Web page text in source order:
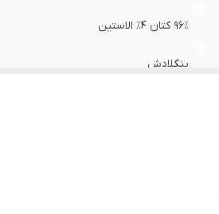
۹۶٪ کتان ۴٪ الاستین
بنگلادش